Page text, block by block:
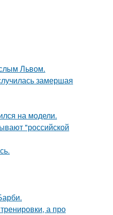
Львом.
замершая
на модели.
"российской
а про